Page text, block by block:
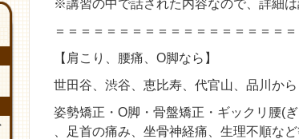
※講習の中で話された内容なので、詳細
＝＝＝＝＝＝＝＝＝＝＝＝＝＝＝＝＝＝
【肩こり、腰痛、O脚なら】
世田谷、渋谷、恵比寿、代官山、品川か
姿勢矯正・O脚・骨盤矯正・ギックリ腰(
、足首の痛み、坐骨神経痛、生理不順な